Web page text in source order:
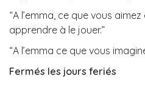
“A l’emma, ce que vous
apprendre à le jouer.”
“A l’emma ce que vous
Fermés les jours feriés